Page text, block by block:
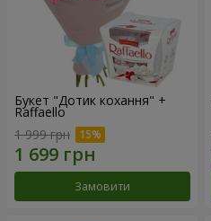
Букет "Дотик кохання" +
Raffaello
1 999 грн
Замовити